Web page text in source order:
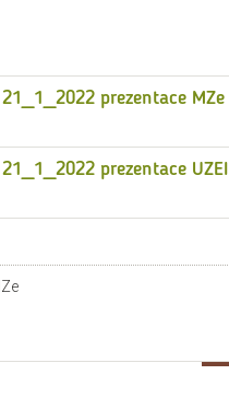
21_1_2022 prezentace MZe
21_1_2022 prezentace UZEI